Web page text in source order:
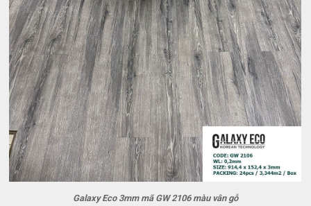
Galaxy Eco 3mm mã GW 2106 màu vân gỗ